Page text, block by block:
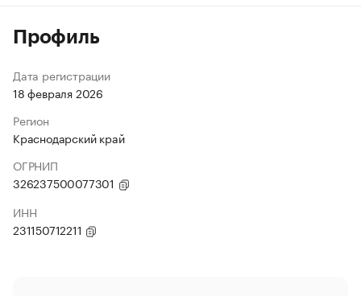
Профиль
Дата регистрации
18 февраля 2026
Регион
Краснодарский край
ОГРНИП
326237500077301
ИНН
231150712211